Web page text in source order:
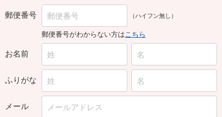
郵便番号 （ハイフン無し）
郵便番号がわからない方はこちら
お名前
ふりがな
メール